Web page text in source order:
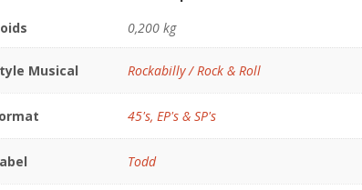
0,200 kg
Musical Rockabilly / Rock & Roll
45's, EP's & SP's
Todd